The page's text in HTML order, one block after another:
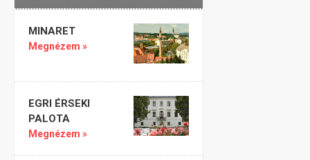
MINARET
Megnézem »
EGRI ÉRSEKI
PALOTA
Megnézem »